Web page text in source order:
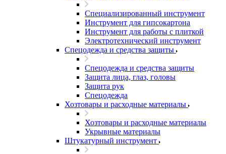
Специализированный инструмент
Инструмент для гипсокартона
Инструмент для работы с плиткой
Электротехнический инструмент
Спецодежда и средства защиты
Спецодежда и средства защиты
Защита лица, глаз, головы
Защита рук
Спецодежда
Хозтовары и расходные материалы
Хозтовары и расходные материалы
Укрывные материалы
Штукатурный инструмент